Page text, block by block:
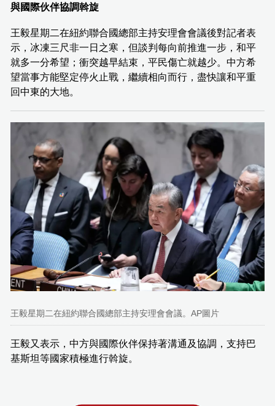
與國際伙伴協調斡旋
王毅星期二在紐約聯合國總部主持安理會會議後對記者表
示，冰凍三尺非一日之寒，但談判每向前推進一步，和平
就多一分希望；衝突越早結束，平民傷亡就越少。中方希
望當事方能堅定停火止戰，繼續相向而行，盡快讓和平重
回中東的大地。
王毅星期二在紐約聯合國總部主持安理會會議。AP圖片
王毅又表示，中方與國際伙伴保持著溝通及協調，支持巴
基斯坦等國家積極進行斡旋。